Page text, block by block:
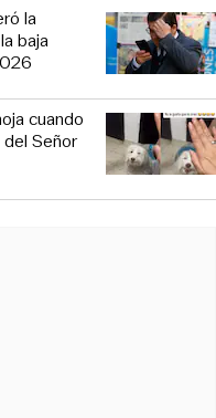
la
baja
cuando
del Señor